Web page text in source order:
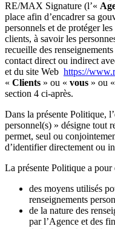
RE/MAX Signature (l’«
place afin d’encadrer sa
personnels et de protéger
clients, à savoir les
recueille des
contact direct ou indirect
et du site Web https://
« Clients » ou « vous » ou «
section 4 ci-après.
Dans la présente Politique,
personnel(s) » désigne tout
permet, seul ou
d’identifier directement ou
La présente Politique a
des moyens utilisés
renseignements
de la nature des
par l’Agence et des